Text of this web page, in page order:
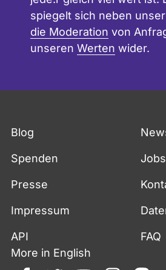
spiegelt sich neben
die Moderation von
unseren Werten wider.
Blog
Spenden Jobs
Presse
Impressum
API
FAQ
More in English